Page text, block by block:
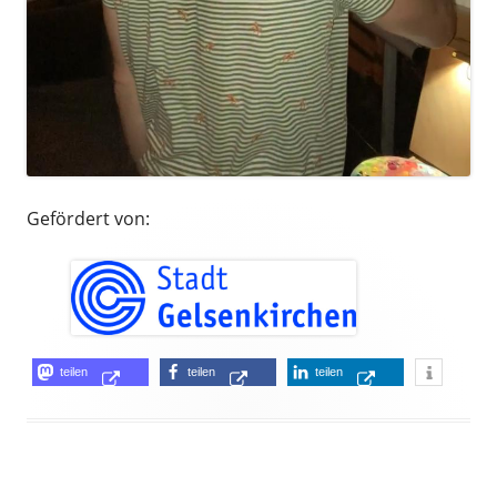
Gefördert von:
teilen
Opens
teilen
Opens
teilen
Opens